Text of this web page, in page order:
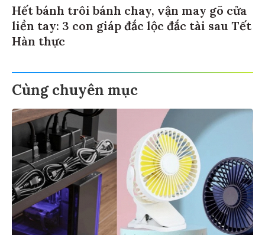
Hết bánh trôi bánh chay, vận may gõ cửa
liền tay: 3 con giáp đắc lộc đắc tài sau Tết
Hàn thực
Cùng chuyên mục